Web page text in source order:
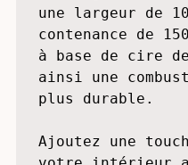
esthétique.
La Bougie AYA a
une largeur de
contenance de
ainsi une
plus durable.